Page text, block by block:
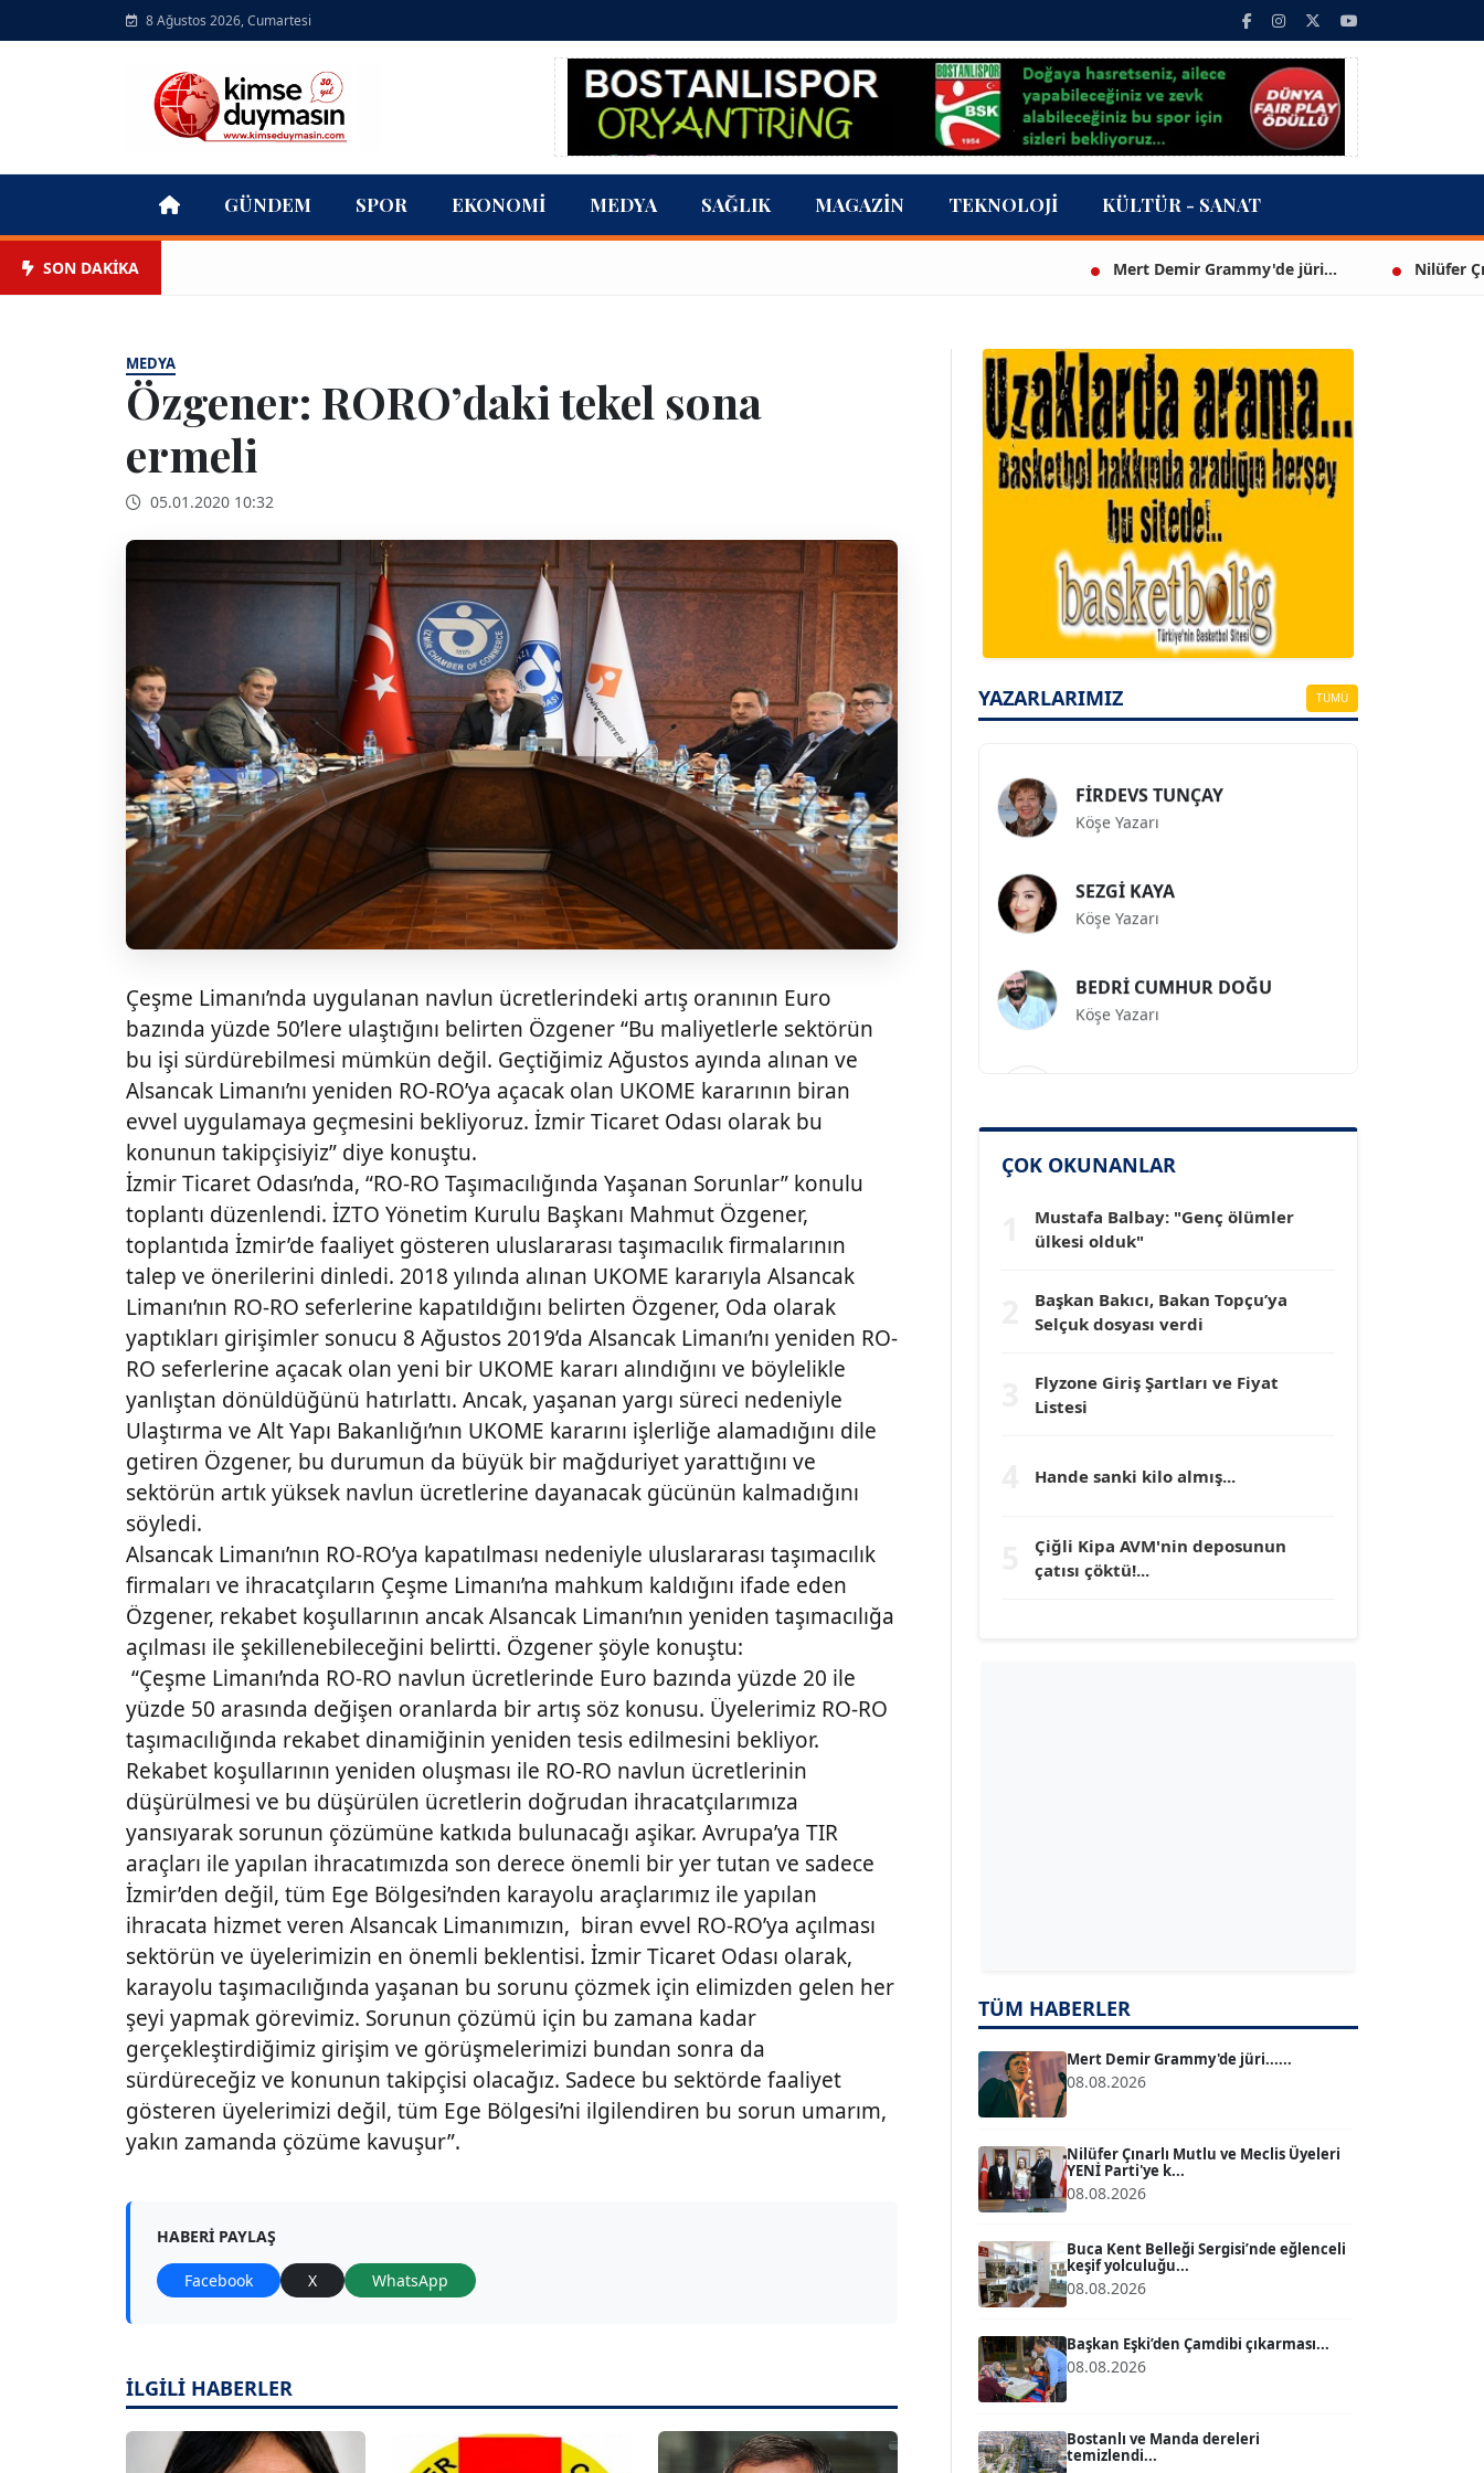
8 Ağustos 2026, Cumartesi
GÜNDEM SPOR EKONOMI MEDYA SAĞLIK MAGAZIN TEKNOLOJI KÜLTÜR - SANAT
SON DAKİKA Mert Demir Grammy'de jüri... Nilüfer Çınarlı
MEDYA
Özgener: RORO’daki tekel sona
ermeli
05.01.2020 10:32
Çeşme Limanı’nda uygulanan navlun ücretlerindeki artış oranının Euro
bazında yüzde 50’lere ulaştığını belirten Özgener “Bu maliyetlerle sektörün
bu işi sürdürebilmesi mümkün değil. Geçtiğimiz Ağustos ayında alınan ve
Alsancak Limanı’nı yeniden RO-RO’ya açacak olan UKOME kararının biran
evvel uygulamaya geçmesini bekliyoruz. İzmir Ticaret Odası olarak bu
konunun takipçisiyiz” diye konuştu.
İzmir Ticaret Odası’nda, “RO-RO Taşımacılığında Yaşanan Sorunlar” konulu
toplantı düzenlendi. İZTO Yönetim Kurulu Başkanı Mahmut Özgener,
toplantıda İzmir’de faaliyet gösteren uluslararası taşımacılık firmalarının
talep ve önerilerini dinledi. 2018 yılında alınan UKOME kararıyla Alsancak
Limanı’nın RO-RO seferlerine kapatıldığını belirten Özgener, Oda olarak
yaptıkları girişimler sonucu 8 Ağustos 2019’da Alsancak Limanı’nı yeniden RO-
RO seferlerine açacak olan yeni bir UKOME kararı alındığını ve böylelikle
yanlıştan dönüldüğünü hatırlattı. Ancak, yaşanan yargı süreci nedeniyle
Ulaştırma ve Alt Yapı Bakanlığı’nın UKOME kararını işlerliğe alamadığını dile
getiren Özgener, bu durumun da büyük bir mağduriyet yarattığını ve
sektörün artık yüksek navlun ücretlerine dayanacak gücünün kalmadığını
söyledi.
Alsancak Limanı’nın RO-RO’ya kapatılması nedeniyle uluslararası taşımacılık
firmaları ve ihracatçıların Çeşme Limanı’na mahkum kaldığını ifade eden
Özgener, rekabet koşullarının ancak Alsancak Limanı’nın yeniden taşımacılığa
açılması ile şekillenebileceğini belirtti. Özgener şöyle konuştu:
“Çeşme Limanı’nda RO-RO navlun ücretlerinde Euro bazında yüzde 20 ile
yüzde 50 arasında değişen oranlarda bir artış söz konusu. Üyelerimiz RO-RO
taşımacılığında rekabet dinamiğinin yeniden tesis edilmesini bekliyor.
Rekabet koşullarının yeniden oluşması ile RO-RO navlun ücretlerinin
düşürülmesi ve bu düşürülen ücretlerin doğrudan ihracatçılarımıza
yansıyarak sorunun çözümüne katkıda bulunacağı aşikar. Avrupa’ya TIR
araçları ile yapılan ihracatımızda son derece önemli bir yer tutan ve sadece
İzmir’den değil, tüm Ege Bölgesi’nden karayolu araçlarımız ile yapılan
ihracata hizmet veren Alsancak Limanımızın, biran evvel RO-RO’ya açılması
sektörün ve üyelerimizin en önemli beklentisi. İzmir Ticaret Odası olarak,
karayolu taşımacılığında yaşanan bu sorunu çözmek için elimizden gelen her
şeyi yapmak görevimiz. Sorunun çözümü için bu zamana kadar
gerçekleştirdiğimiz girişim ve görüşmelerimizi bundan sonra da
sürdüreceğiz ve konunun takipçisi olacağız. Sadece bu sektörde faaliyet
gösteren üyelerimizi değil, tüm Ege Bölgesi’ni ilgilendiren bu sorun umarım,
yakın zamanda çözüme kavuşur”.
HABERI PAYLAŞ
Facebook X WhatsApp
İLGİLİ HABERLER
YAZARLARIMIZ TÜMÜ
A. BAHRİ VRESKALA
Köşe Yazarı
Köşe Yazarı
Köşe Yazarı
Köşe Yazarı
Köşe Yazarı
Köşe Yazarı
Dr. HAKAN TARTAN
TUNÇ AFŞAR
Köşe Yazarı
T TUĞÇE TUĞSAVUL BAYSOY
BÜLENT GÜRLÜK
B
ÇOK OKUNANLAR
Mustafa Balbay: "Genç ölümler
ülkesi olduk"
Başkan Bakıcı, Bakan Topçu’ya
Selçuk dosyası verdi
Flyzone Giriş Şartları ve Fiyat
Listesi
Hande sanki kilo almış...
Çiğli Kipa AVM'nin deposunun
çatısı çöktü!...
TÜM HABERLER
Mert Demir Grammy'de jüri......
08.08.2026
Nilüfer Çınarlı Mutlu ve Meclis Üyeleri
YENİ Parti'ye k...
08.08.2026
Buca Kent Belleği Sergisi’nde eğlenceli
keşif yolculuğu...
08.08.2026
Başkan Eşki’den Çamdibi çıkarması...
08.08.2026
Bostanlı ve Manda dereleri
temizlendi...